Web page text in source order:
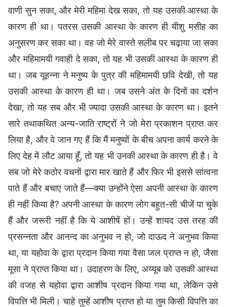
वाणी सुन सका, और मेरी महिमा देख सका, तो यह उसकी आस्था के
कारण ही था। पतरस उसकी आस्था के कारण ही यीशु मसीह का
अनुसरण कर सका था। वह जो मेरे वास्ते सलीब पर चढ़ाया जा सका
और महिमामयी गवाही दे सका, तो यह भी उसकी आस्था के कारण ही
था। जब यूहन्ना ने मनुष्य के पुत्र की महिमामयी छवि देखी, तो यह
उसकी आस्था के कारण ही था। जब उसने अंत के दिनों का दर्शन
देखा, तो यह सब और भी ज्यादा उसकी आस्था के कारण था। इतने
सारे तथाकथित अन्य-जाति राष्ट्रों ने जो मेरा प्रकाशन प्राप्त कर
लिया है, और वे जान गए हैं कि मैं मनुष्यों के बीच अपना कार्य करने के
लिए देह में लौट आया हूँ, तो यह भी उनकी आस्था के कारण ही है। वे
सब जो मेरे कठोर वचनों द्वारा मार खाते हैं और फिर भी इससे सांत्वना
पाते हैं और बचाए जाते हैं—क्या उन्होंने ऐसा अपनी आस्था के कारण
ही नहीं किया है? अपनी आस्था के कारण लोग बहुत-सी चीजें पा चुके
हैं और जरूरी नहीं है कि ये आशीषें हों। उन्हें शायद उस तरह की
प्रसन्नता और आनन्द का अनुभव न हो, जो दाऊद ने अनुभव किया
था, या यहोवा के द्वारा प्रदान किया गया वैसा जल प्राप्त न हो, जैसा
मूसा ने प्राप्त किया था। उदाहरण के लिए, अय्यूब को उसकी आस्था
की वजह से यहोवा द्वारा आशीष प्रदान किया गया था, लेकिन उसे
विपत्ति भी मिली। चाहे तुम्हें आशीष प्राप्त हो या तुम किसी विपत्ति का